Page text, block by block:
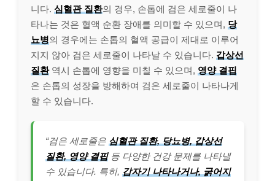
니다. 심혈관 질환의 경우, 손톱에 검은 세로줄이 나
타나는 것은 혈액 순환 장애를 의미할 수 있으며, 당
뇨병의 경우에는 손톱의 혈액 공급이 제대로 이루어
지지 않아 검은 세로줄이 나타날 수 있습니다. 갑상선
질환역시 손톱에 영향을 미칠 수 있으며, 영양 결핍
은 손톱의 성장을 방해하여 검은 세로줄이 나타나게
할 수 있습니다.
“검은 세로줄은 심혈관 질환, 당뇨병, 갑상선
질환, 영양 결핍등 다양한 건강 문제를 나타낼
수 있습니다. 특히, 갑자기 나타나거나, 굵어지